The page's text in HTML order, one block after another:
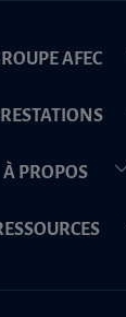
AFEC
À PROPOS